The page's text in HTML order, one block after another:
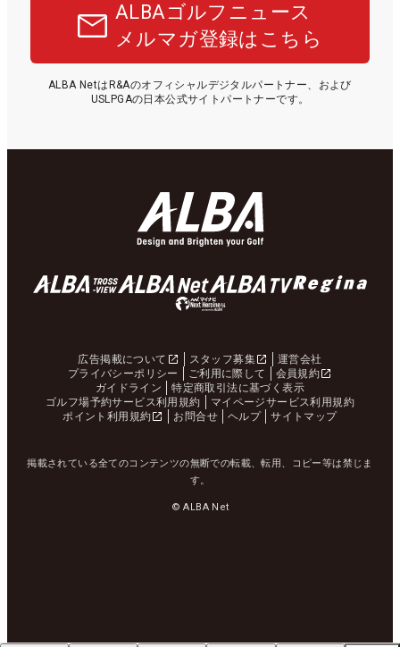
ALBAゴルフニュース
メルマガ登録はこちら
ALBA NetはR&Aのオフィシャルデジタルパートナー、および
USLPGAの日本公式サイトパートナーです。
広告掲載について スタッフ募集
運営会社
プライバシーポリシー
ご利用に際して
会員規約
ガイドライン
特定商取引法に基づく表示
ゴルフ場予約サービス利用規約
マイページサービス利用規約
ポイント利用規約
お問合せ ヘルプ サイトマップ
掲載されている全てのコンテンツの無断での転載、転用、コピー等は禁じま
す。
© ALBA Net